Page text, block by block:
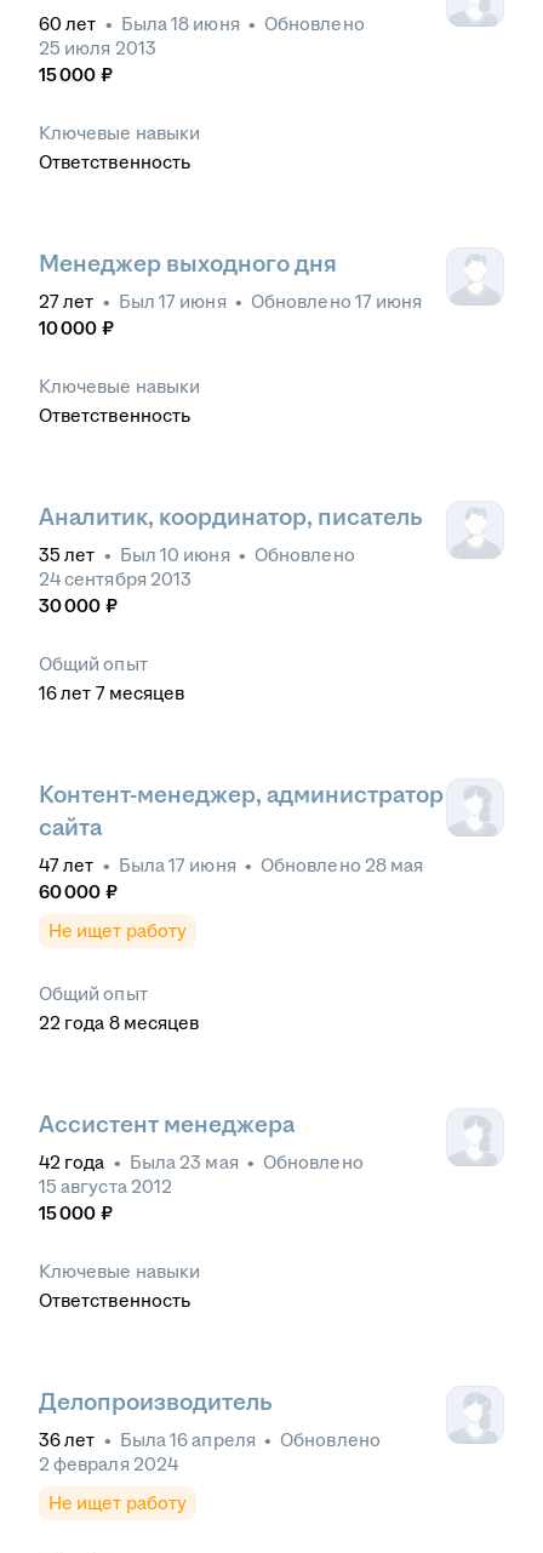
60 лет • Была18 июня • Обновлено
25 июля 2013
15 000 ₽
Ключевые навыки
Ответственность
Менеджер выходного дня
27лет • Был 17 июня • Обновлено 17 июня
10 000 ₽
Ключевые навыки
Ответственность
Аналитик, координатор, писатель
35 лет • Был 10 июня • Обновлено
24 сентября 2013
30 000 ₽
Общий опыт
16лет 7 месяцев
Контент-менеджер, администратор
сайта
47лет • Была17 июня • Обновлено 28 мая
60 000 ₽
Не ищет работу
Общий опыт
22 года 8 месяцев
Ассистент менеджера
42 года • Была 23 мая • Обновлено
15 августа 2012
15 000 ₽
Ключевые навыки
Ответственность
Делопроизводитель
36лет • Была16 апреля • Обновлено
2 февраля 2024
Не ищет работу